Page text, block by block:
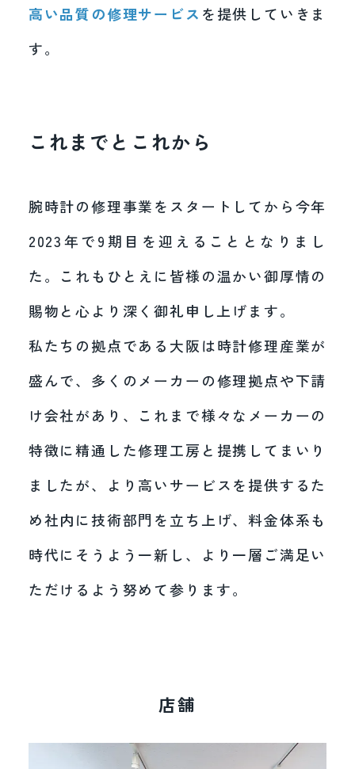
高い品質の修理サービス を提供していきま
す。
これまでとこれから
腕時計の修理事業をスタートしてから今年
2023年で9期目を迎えることとなりまし
た。これもひとえに皆様の温かい御厚情の
賜物と心より深く御礼申し上げます。
私たちの拠点である大阪は時計修理産業が
盛んで、多くのメーカーの修理拠点や下請
け会社があり、これまで様々なメーカーの
特徴に精通した修理工房と提携してまいり
ましたが、より高いサービスを提供するた
め社内に技術部門を立ち上げ、料金体系も
時代にそうよう一新し、より一層ご満足い
ただけるよう努めて参ります。
店舗